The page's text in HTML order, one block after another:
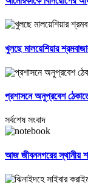
খুলছে মালয়েশিয়ার
প্রশাসনে অনুপ্রবেশ
সর্বশেষ সংবাদ
আজ জীবননগরের স্থানীয়